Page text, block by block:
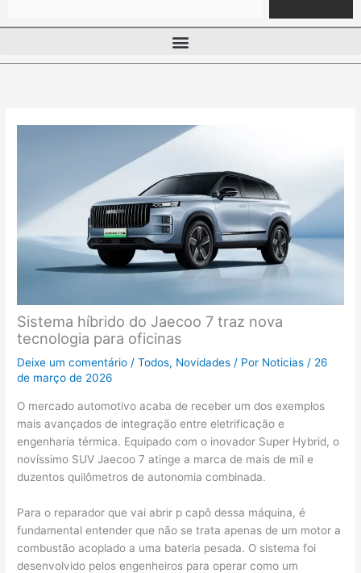
Sistema híbrido do Jaecoo 7 traz nova
tecnologia para oficinas
Deixe um comentário /Todos, Novidades / Por Noticias / 26
de março de 2026
O mercado automotivo acaba de receber um dos exemplos
mais avançados de integração entre eletrificação e
engenharia térmica. Equipado com o inovador Super Hybrid, o
novíssimo SUV Jaecoo 7 atinge a marca de mais de mil e
duzentos quilômetros de autonomia combinada.
Para o reparador que vai abrir p capô dessa máquina, é
fundamental entender que não se trata apenas de um motor a
combustão acoplado a uma bateria pesada. O sistema foi
desenvolvido pelos engenheiros para operar como um